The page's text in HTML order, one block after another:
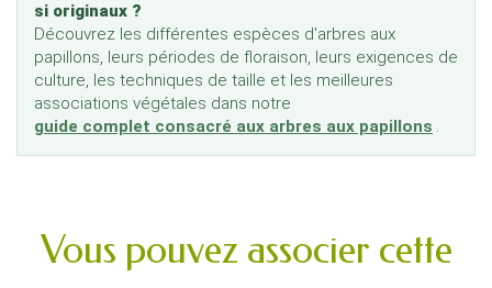
si originaux ?
Découvrez les différentes espèces d'arbres aux
papillons, leurs périodes de floraison, leurs exigences de
culture, les techniques de taille et les meilleures
associations végétales dans notre
guide complet consacré aux arbres aux papillons .
Vous pouvez associer cette